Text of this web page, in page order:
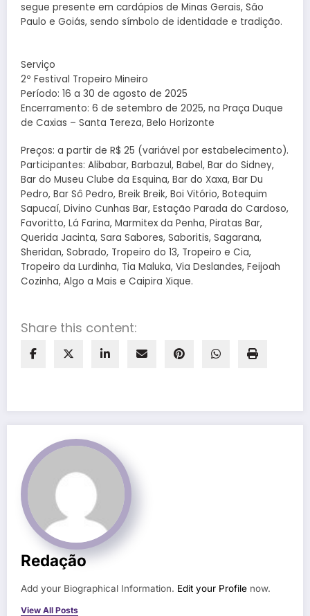
segue presente em cardápios de Minas Gerais, São
Paulo e Goiás, sendo símbolo de identidade e tradição.
Serviço
2º Festival Tropeiro Mineiro
Período: 16 a 30 de agosto de 2025
Encerramento: 6 de setembro de 2025, na Praça Duque
de Caxias – Santa Tereza, Belo Horizonte
Preços: a partir de R$ 25 (variável por estabelecimento).
Participantes: Alibabar, Barbazul, Babel, Bar do Sidney,
Bar do Museu Clube da Esquina, Bar do Xaxa, Bar Du
Pedro, Bar Sô Pedro, Breik Breik, Boi Vitório, Botequim
Sapucaí, Divino Cunhas Bar, Estação Parada do Cardoso,
Favoritto, Lá Farina, Marmitex da Penha, Piratas Bar,
Querida Jacinta, Sara Sabores, Saboritis, Sagarana,
Sheridan, Sobrado, Tropeiro do 13, Tropeiro e Cia,
Tropeiro da Lurdinha, Tia Maluka, Via Deslandes, Feijoah
Cozinha, Algo a Mais e Caipira Xique.
Share this content:
Redação
Add your Biographical Information. Edit your Profile now.
View All Posts